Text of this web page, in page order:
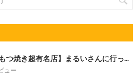
もつ焼き超有名店】まるいさんに行っ...
ュー